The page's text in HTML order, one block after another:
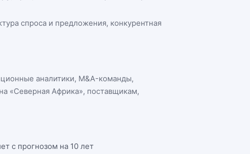
спроса и предложения, конкурентная
аналитики, M&A-команды,
«Северная Африка», поставщикам,
с прогнозом на 10 лет